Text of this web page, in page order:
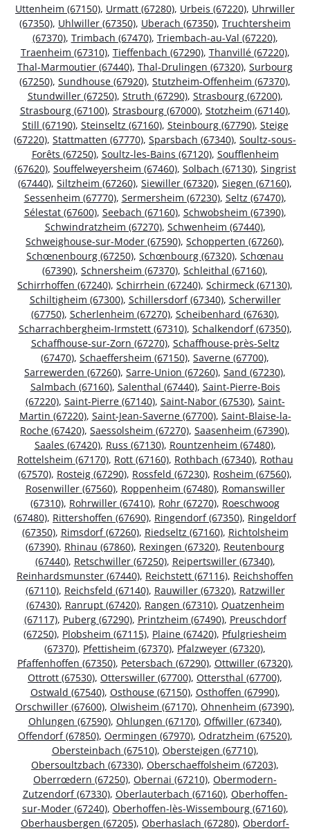
Uttenheim (67150), Urmatt (67280), Urbeis (67220), Uhrwiller
(67350), Uhlwiller (67350), Uberach (67350), Truchtersheim
(67370), Trimbach (67470), Triembach-au-Val (67220),
Traenheim (67310), Tieffenbach (67290), Thanvillé (67220),
Thal-Marmoutier (67440), Thal-Drulingen (67320), Surbourg
(67250), Sundhouse (67920), Stutzheim-Offenheim (67370),
Stundwiller (67250), Struth (67290), Strasbourg (67200),
Strasbourg (67100), Strasbourg (67000), Stotzheim (67140),
Still (67190), Steinseltz (67160), Steinbourg (67790), Steige
(67220), Stattmatten (67770), Sparsbach (67340), Soultz-sous-
Forêts (67250), Soultz-les-Bains (67120), Soufflenheim
(67620), Souffelweyersheim (67460), Solbach (67130), Singrist
(67440), Siltzheim (67260), Siewiller (67320), Siegen (67160),
Sessenheim (67770), Sermersheim (67230), Seltz (67470),
Sélestat (67600), Seebach (67160), Schwobsheim (67390),
Schwindratzheim (67270), Schwenheim (67440),
Schweighouse-sur-Moder (67590), Schopperten (67260),
Schœnenbourg (67250), Schœnbourg (67320), Schœnau
(67390), Schnersheim (67370), Schleithal (67160),
Schirrhoffen (67240), Schirrhein (67240), Schirmeck (67130),
Schiltigheim (67300), Schillersdorf (67340), Scherwiller
(67750), Scherlenheim (67270), Scheibenhard (67630),
Scharrachbergheim-Irmstett (67310), Schalkendorf (67350),
Schaffhouse-sur-Zorn (67270), Schaffhouse-près-Seltz
(67470), Schaeffersheim (67150), Saverne (67700),
Sarrewerden (67260), Sarre-Union (67260), Sand (67230),
Salmbach (67160), Salenthal (67440), Saint-Pierre-Bois
(67220), Saint-Pierre (67140), Saint-Nabor (67530), Saint-
Martin (67220), Saint-Jean-Saverne (67700), Saint-Blaise-la-
Roche (67420), Saessolsheim (67270), Saasenheim (67390),
Saales (67420), Russ (67130), Rountzenheim (67480),
Rottelsheim (67170), Rott (67160), Rothbach (67340), Rothau
(67570), Rosteig (67290), Rossfeld (67230), Rosheim (67560),
Rosenwiller (67560), Roppenheim (67480), Romanswiller
(67310), Rohrwiller (67410), Rohr (67270), Roeschwoog
(67480), Rittershoffen (67690), Ringendorf (67350), Ringeldorf
(67350), Rimsdorf (67260), Riedseltz (67160), Richtolsheim
(67390), Rhinau (67860), Rexingen (67320), Reutenbourg
(67440), Retschwiller (67250), Reipertswiller (67340),
Reinhardsmunster (67440), Reichstett (67116), Reichshoffen
(67110), Reichsfeld (67140), Rauwiller (67320), Ratzwiller
(67430), Ranrupt (67420), Rangen (67310), Quatzenheim
(67117), Puberg (67290), Printzheim (67490), Preuschdorf
(67250), Plobsheim (67115), Plaine (67420), Pfulgriesheim
(67370), Pfettisheim (67370), Pfalzweyer (67320),
Pfaffenhoffen (67350), Petersbach (67290), Ottwiller (67320),
Ottrott (67530), Otterswiller (67700), Ottersthal (67700),
Ostwald (67540), Osthouse (67150), Osthoffen (67990),
Orschwiller (67600), Olwisheim (67170), Ohnenheim (67390),
Ohlungen (67590), Ohlungen (67170), Offwiller (67340),
Offendorf (67850), Oermingen (67970), Odratzheim (67520),
Obersteinbach (67510), Obersteigen (67710),
Obersoultzbach (67330), Oberschaeffolsheim (67203),
Oberrœdern (67250), Obernai (67210), Obermodern-
Zutzendorf (67330), Oberlauterbach (67160), Oberhoffen-
sur-Moder (67240), Oberhoffen-lès-Wissembourg (67160),
Oberhausbergen (67205), Oberhaslach (67280), Oberdorf-